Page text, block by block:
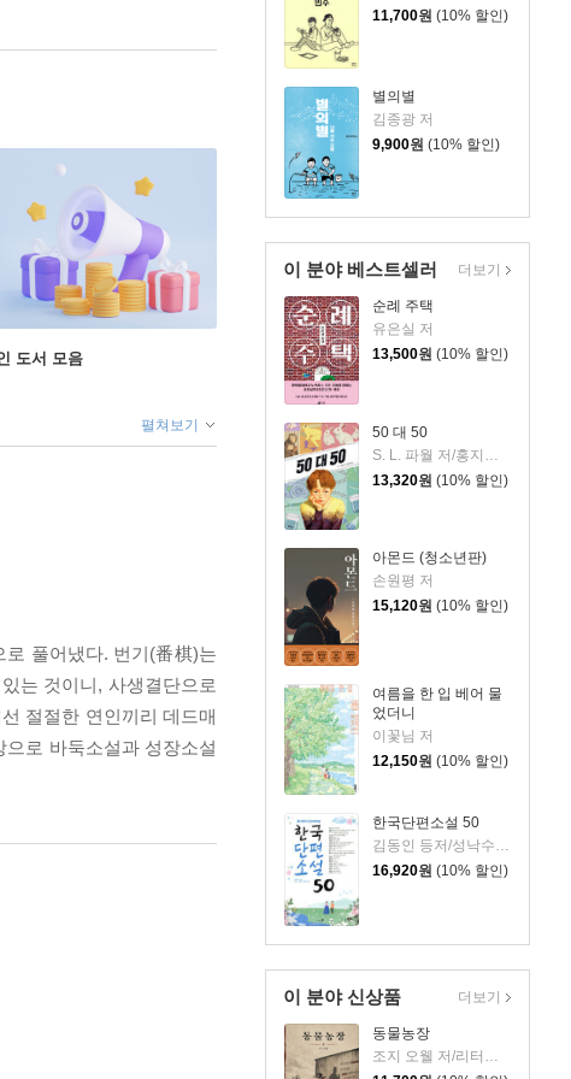
11,700원 (10% 할인)
별의별
김종광 저
9,900원 (10% 할인)
이 분야 베스트셀러
순례 주택
유은실 저
13,500원 (10% 할인)
50 대 50
13,320원 (10% 할인)
아몬드 (청소년판)
손원평 저
15,120원 (10% 할인)
여름을 한 입 베어 물
었더니
이꽃님 저
12,150원 (10% 할인)
한국단편소설 50
16,920원 (10% 할인)
더보기
이 분야 신상품
동물농장
더보기
도서 모음
펼쳐보기
로 풀어냈다. 번기(番棋)는
는 것이니, 사생결단으로
절절한 연인끼리 데드매
로 바둑소설과 성장소설